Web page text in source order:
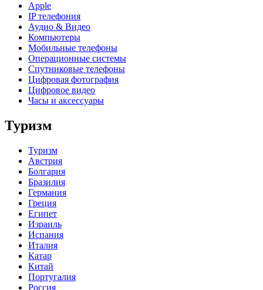
Apple
IP телефония
Аудио & Видео
Компьютеры
Мобильные телефоны
Операционные системы
Спутниковые телефоны
Цифровая фотография
Цифровое видео
Часы и аксессуары
Туризм
Туризм
Австрия
Болгария
Бразилия
Германия
Греция
Египет
Израиль
Испания
Италия
Катар
Китай
Португалия
Россия